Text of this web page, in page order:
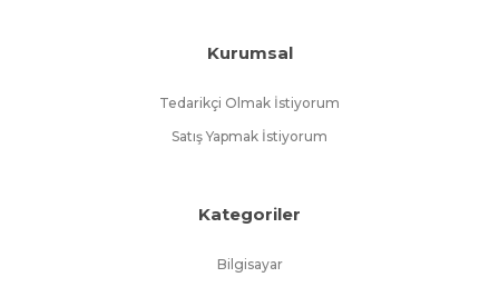
Kurumsal
Tedarikçi Olmak İstiyorum
Satış Yapmak İstiyorum
Kategoriler
Bilgisayar